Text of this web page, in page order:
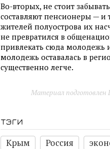
Во-вторых, не стоит
составляют пенсионеры —
жителей полуострова их
не превратился в
привлекать сюда молодежь
молодежь оставалась в
существенно легче.
Материал подготовлен
тэги
Крым
Россия